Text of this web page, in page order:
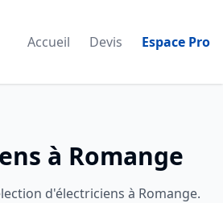
Accueil Devis Espace Pro
à Romange
d'électriciens à Romange.